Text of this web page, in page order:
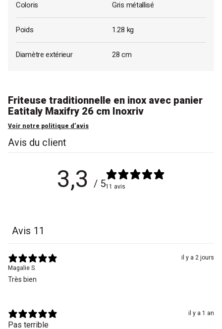
Coloris Gris métallisé
Poids 1.28 kg
Diamètre extérieur 28 cm
Friteuse traditionnelle en inox avec panier
Eatitaly Maxifry 26 cm Inoxriv
Voir notre politique d’avis
Avis du client
3,3 / 511 avis
Avis 11
il y a 2 jours
Magalie S.
Très bien
il y a 1 an
Pas terrible